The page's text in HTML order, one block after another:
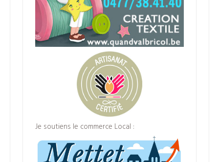
Je soutiens le commerce Local :